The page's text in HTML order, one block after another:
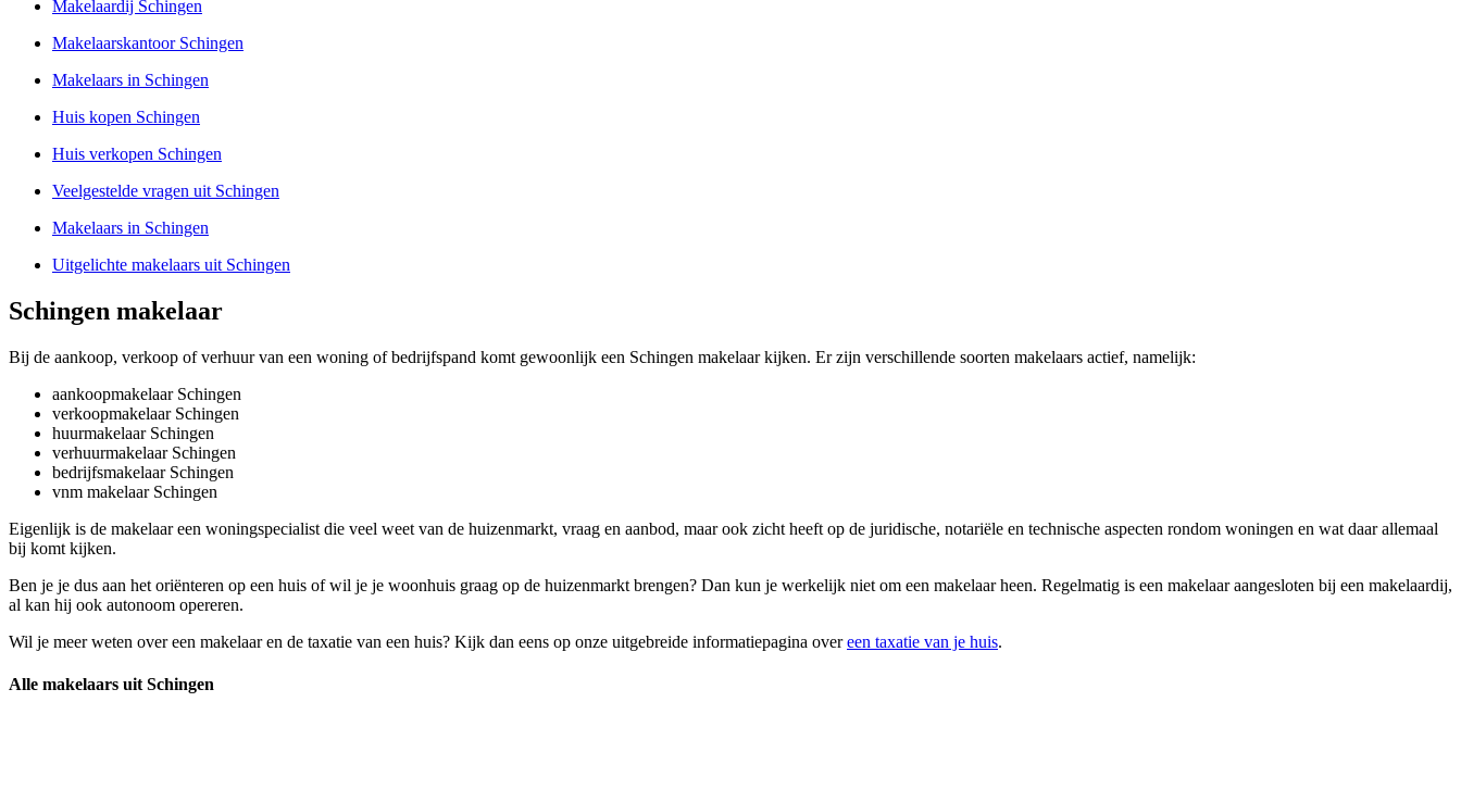
Makelaardij Schingen
Makelaarskantoor Schingen
Makelaars in Schingen
Huis kopen Schingen
Huis verkopen Schingen
Veelgestelde vragen uit Schingen
Makelaars in Schingen
Uitgelichte makelaars uit Schingen
Schingen makelaar
Bij de aankoop, verkoop of verhuur van een woning of bedrijfspand komt gewoonlijk een Schingen makelaar kijken. Er zijn verschillende soorten makelaars actief, namelijk:
aankoopmakelaar Schingen
verkoopmakelaar Schingen
huurmakelaar Schingen
verhuurmakelaar Schingen
bedrijfsmakelaar Schingen
vnm makelaar Schingen
Eigenlijk is de makelaar een woningspecialist die veel weet van de huizenmarkt, vraag en aanbod, maar ook zicht heeft op de juridische, notariële en technische aspecten rondom woningen en wat daar allemaal
bij komt kijken.
Ben je je dus aan het oriënteren op een huis of wil je je woonhuis graag op de huizenmarkt brengen? Dan kun je werkelijk niet om een makelaar heen. Regelmatig is een makelaar aangesloten bij een makelaardij,
al kan hij ook autonoom opereren.
Wil je meer weten over een makelaar en de taxatie van een huis? Kijk dan eens op onze uitgebreide informatiepagina overeen taxatie van je huis.
Alle makelaars uit Schingen